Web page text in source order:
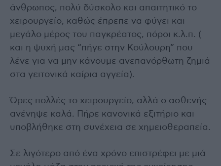
άνθρωπος, πολύ δύσκολο και απαιτητικό το
χειρουργείο, καθώς έπρεπε να φύγει και
μεγάλο μέρος του παγκρέατος, πόροι κ.λ.π. (
και η ψυχή μας “πήγε στην Κούλουρη” που
λένε για να μην κάνουμε ανεπανόρθωτη ζημιά
στα γειτονικά καίρια αγγεία).
Ώρες πολλές το χειρουργείο, αλλά ο ασθενής
ανένηψε καλά. Πήρε κανονικά εξιτήριο και
υποβλήθηκε στη συνέχεια σε χημειοθεραπεία.
Σε λιγότερο από ένα χρόνο επιστρέφει με μιά